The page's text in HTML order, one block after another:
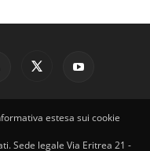
estesa sui cookie
Sede legale Via Eritrea 21 -